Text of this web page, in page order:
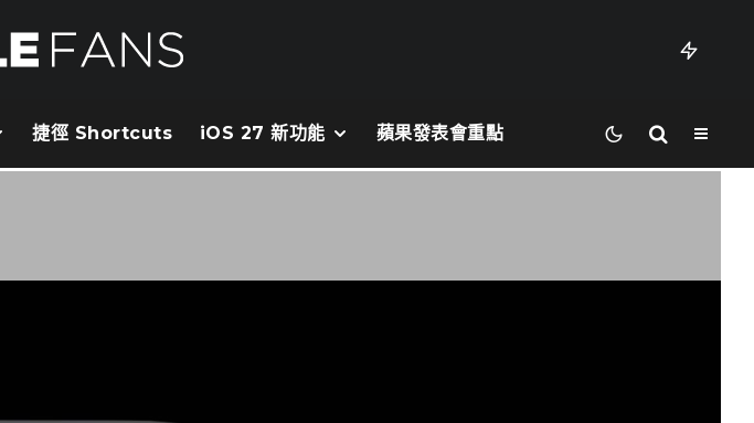
捷徑 Shortcuts iOS 27 新功能 蘋果發表會重點